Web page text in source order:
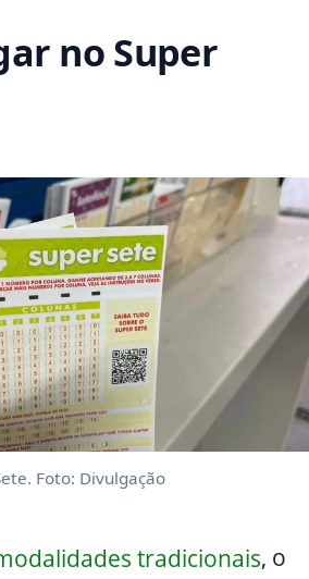
no Super
Foto: Divulgação
tradicionais, o